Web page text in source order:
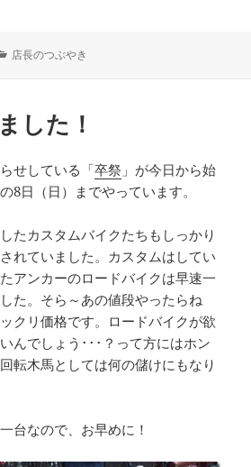
カ
ー
店長のつぶやき
した！
せしている「卒祭 」が今日から始
8日（日）までやっています。
たカスタムバイクたちもしっかり
れていました。カスタムはしてい
アンカーのロードバイクは早速一
た。そら～あの値段やったらね
クリ価格です。ロードバイクが欲
んでしょう･･･？って方にはホン
転木馬としては何の儲けにもなり
台なので、お早めに！